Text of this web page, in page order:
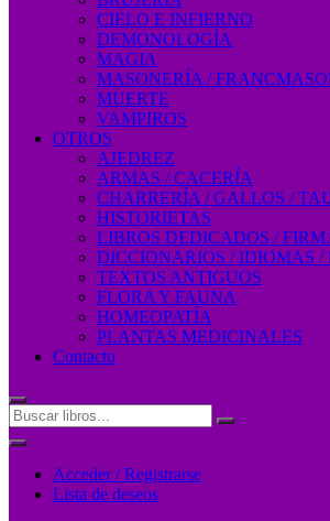
CIELO E INFIERNO
DEMONOLOGÍA
MAGIA
MASONERÍA /
MUERTE
VAMPIROS
OTROS
AJEDREZ
ARMAS / CACERÍA
CHARRERÍA / GALLOS /
HISTORIETAS
LIBROS DEDICADOS /
DICCIONARIOS / IDIOMAS /
TEXTOS ANTIGUOS
FLORA Y FAUNA
HOMEOPATÍA
PLANTAS MEDICINALES
Contacto
Acceder / Registrarse
Lista de deseos